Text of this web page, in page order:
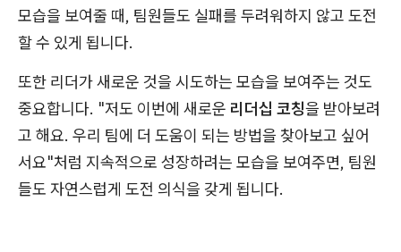
모습을 보여줄 때, 팀원들도 실패를 두려워하지 않고 도전
할 수 있게 됩니다.
또한 리더가 새로운 것을 시도하는 모습을 보여주는 것도
중요합니다. "저도 이번에 새로운 리더십 코칭을 받아보려
고 해요. 우리 팀에 더 도움이 되는 방법을 찾아보고 싶어
서요"처럼 지속적으로 성장하려는 모습을 보여주면, 팀원
들도 자연스럽게 도전 의식을 갖게 됩니다.